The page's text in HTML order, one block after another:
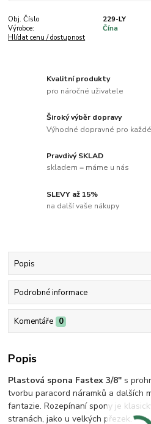
Obj. Číslo
229-LY
Výrobce:
Čína
Hlídat cenu / dostupnost
Kvalitní produkty
pro náročné uživatele
Široký výběr dopravy
Výhodné dopravné pro
Pravdivý SKLAD
skladem = máme u nás
SLEVY až 15%
na další vaše nákupy
Popis
Podrobné informace
Komentáře 0
Popis
Plastová spona Fastex3/8" s
tvorbu paracord náramků a dalších
fantazie. Rozepínaní spony je
stranách, jako u velkých přezek.